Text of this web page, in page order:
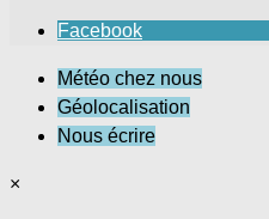
Facebook
Météo chez nous
Géolocalisation
Nous écrire
×